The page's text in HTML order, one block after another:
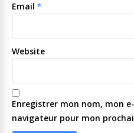
Email *
Website
Enregistrer mon nom, mon
navigateur pour mon